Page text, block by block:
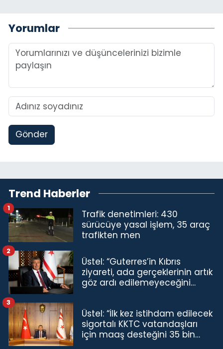
Yorumlar
Gönder
Trend Haberler
Trafik denetimleri: 430
sürücüye yasal işlem, 35 araç
trafikten men
1
Üstel: “Guterres’in Kıbrıs
ziyareti, ada gerçeklerinin artık
göz ardı edilemeyeceğini
2
Üstel: “İlk kez istihdam edilecek
sigortalı KKTC vatandaşları
için maaş desteğini 35 bin
3